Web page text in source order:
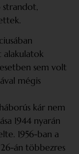
strandot,
alakulatok
sem volt
mégis
kár nem
1944 nyarán
1956-ban a
án többezres